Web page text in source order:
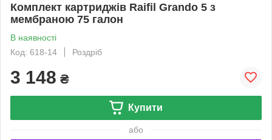
Комплект картриджів Raifil Grando 5 з
мембраною 75 галон
В наявності
Код: 618-14
Роздріб
3 148 ₴
Купити
або